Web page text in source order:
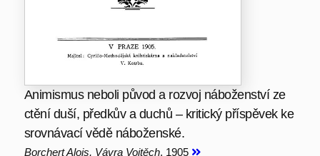
Animismus neboli původ a rozvoj náboženství ze
ctění duší, předkův a duchů – kritický příspěvek ke
srovnávací vědě náboženské.
Borchert Alois, Vávra Vojtěch, 1905